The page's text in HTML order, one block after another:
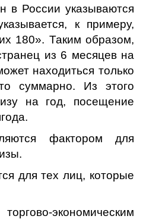
в России указываются
к примеру,
180». Таким образом,
из 6 месяцев на
находиться только
суммарно. Из этого
на год, посещение
фактором для
для тех лиц, которые
экономическим